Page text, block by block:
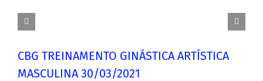
CBG TREINAMENTO GINÁSTICA ARTÍSTICA
MASCULINA 30/03/2021